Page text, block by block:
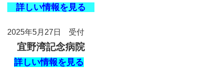
詳しい情報を見る
2025年5月27日 受付
宜野湾記念病院
詳しい情報を見る